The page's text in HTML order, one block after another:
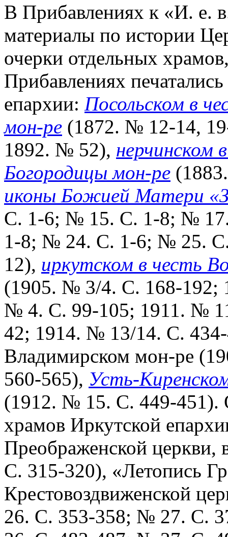
В Прибавлениях к «И. е.
материалы по истории
очерки отдельных
Прибавлениях
епархии: Посольском в
мон-ре (1872. № 12-14,
1892. № 52), нерчинском
Богородицы мон-ре
иконы Божией Матери
С. 1-6; № 15. С. 1-8; №
1-8; № 24. С. 1-6; № 25.
12), иркутском в честь
(1905. № 3/4. С. 168-192;
№ 4. С. 99-105; 1911. №
42; 1914. № 13/14. С. 434-
Владимирском мон-ре
560-565), Усть-
(1912. № 15. С. 449-451).
храмов Иркутской
Преображенской церкви,
С. 315-320), «Летопись
Крестовоздвиженской
26. С. 353-358; № 27. С.